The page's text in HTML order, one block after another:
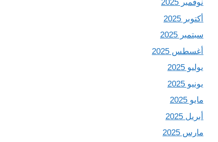
نوفمبر 2025
أكتوبر 2025
سبتمبر 2025
أغسطس 2025
يوليو 2025
يونيو 2025
مايو 2025
أبريل 2025
مارس 2025